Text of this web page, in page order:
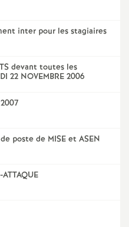
inter pour les stagiaires
devant toutes les
22 NOVEMBRE 2006
poste de MISE et ASEN